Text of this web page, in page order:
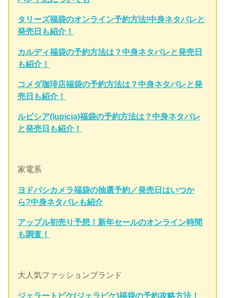
タリーズ福袋のオンライン予約方法!中身ネタバレと
発売日も紹介！
カルディ福袋の予約方法は？中身ネタバレと発売日
も紹介！
コメダ珈琲店福袋の予約方法は？中身ネタバレと発
売日も紹介！
ルピシア(lupicia)福袋の予約方法は？中身ネタバレ
と発売日も紹介！
家電系
ヨドバシカメラ福袋の抽選予約／発売日はいつか
ら?中身ネタバレも紹介
アップル初売り予想！新年セールのオンライン時間
も調査！
大人気ファッションブランド
ジェラートピケ(ジェラピケ)福袋の予約攻略方法！